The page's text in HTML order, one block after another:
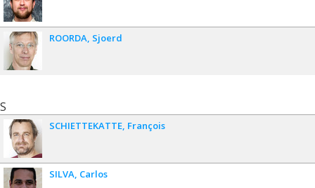
ROORDA Sjoerd
S
SCHIETTEKATTE François
SILVA Carlos